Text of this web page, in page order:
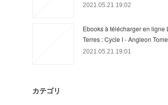
2021.05.21 19:02
Ebooks à télécharger en ligne
Terres : Cycle I - Angleon
2021.05.21 19:01
カテゴリ